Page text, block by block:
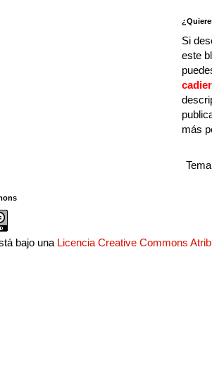
Si
este
más
bajo una Licencia Creative Commons